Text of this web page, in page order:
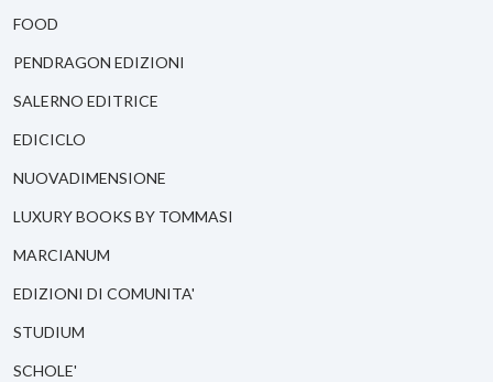
FOOD
PENDRAGON EDIZIONI
SALERNO EDITRICE
EDICICLO
NUOVADIMENSIONE
LUXURY BOOKS BY TOMMASI
MARCIANUM
EDIZIONI DI COMUNITA'
STUDIUM
SCHOLE'